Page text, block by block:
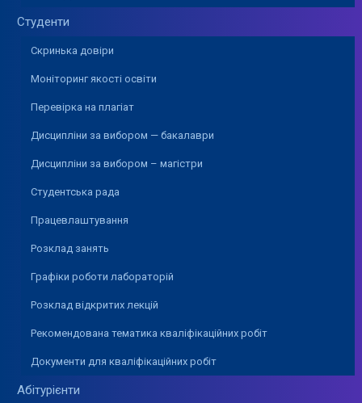
Студенти
Скринька довіри
Моніторинг якості освіти
Перевірка на плагіат
Дисципліни за вибором — бакалаври
Дисципліни за вибором – магістри
Студентська рада
Працевлаштування
Розклад занять
Графіки роботи лабораторій
Розклад відкритих лекцій
Рекомендована тематика кваліфікаційних робіт
Документи для кваліфікаційних робіт
Абітурієнти